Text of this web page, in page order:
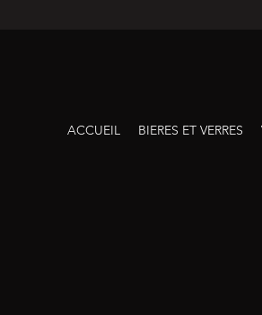
ACCUEIL BIERES ET VERRES